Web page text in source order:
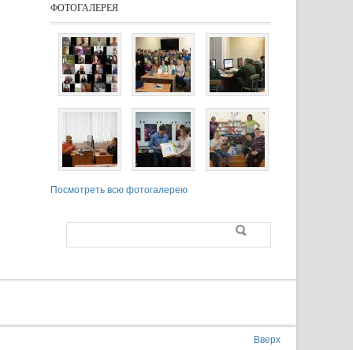
ФОТОГАЛЕРЕЯ
Посмотреть всю фотогалерею
Форма поиска
Поиск
Вверх